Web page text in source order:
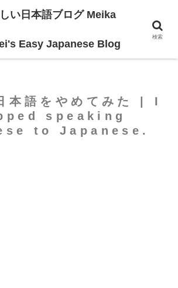
本語をやめてみた | I
speaking
to Japanese.
い日本語ブログ Meika
Easy Japanese Blog
検索